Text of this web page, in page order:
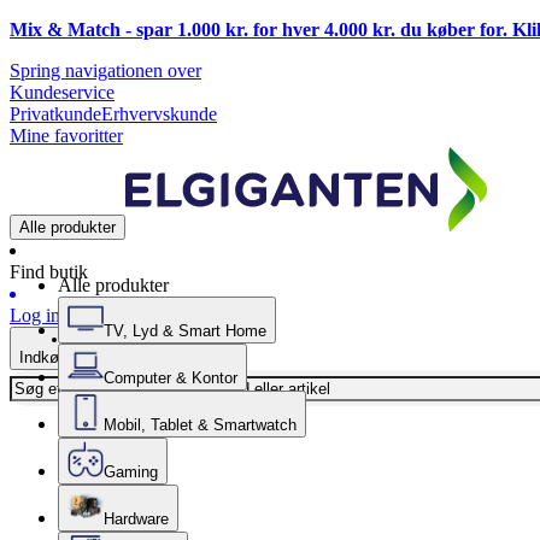
Mix & Match - spar 1.000 kr. for hver 4.000 kr. du køber for.
Spring navigationen over
Kundeservice
PrivatkundeErhvervskunde
Mine favoritter
Alle produkter
Find butik
Log ind
Indkøbskurv
Alle produkter
TV, Lyd & Smart Home
Computer & Kontor
Mobil, Tablet & Smartwatch
Gaming
Hardware